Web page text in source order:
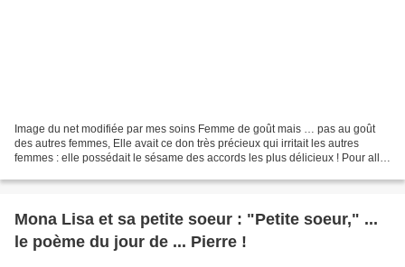
Image du net modifiée par mes soins Femme de goût mais … pas au goût
des autres femmes, Elle avait ce don très précieux qui irritait les autres
femmes : elle possédait le sésame des accords les plus délicieux ! Pour aller
Mona Lisa et sa petite soeur : "Petite soeur," ...
le poème du jour de ... Pierre !